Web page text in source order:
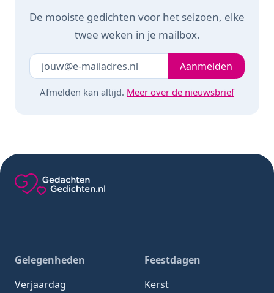
De mooiste gedichten voor het seizoen, elke
twee weken in je mailbox.
Laat dit veld leeg Je e-mailadresAanmelden
Afmelden kan altijd. Meer over de nieuwsbrief
Gelegenheden
Verjaardag
Feestdagen
Kerst